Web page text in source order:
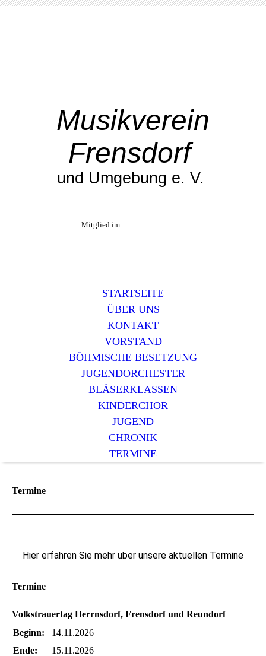
Musikverein
Frensdorf
und Umgebung e. V.
Mitglied im
STARTSEITE
ÜBER UNS
KONTAKT
VORSTAND
BÖHMISCHE BESETZUNG
JUGENDORCHESTER
BLÄSERKLASSEN
KINDERCHOR
JUGEND
CHRONIK
TERMINE
Termine
Hier erfahren Sie mehr über unsere aktuellen Termine
Termine
Volkstrauertag Herrnsdorf, Frensdorf und Reundorf
Beginn:
14.11.2026
Ende:
15.11.2026